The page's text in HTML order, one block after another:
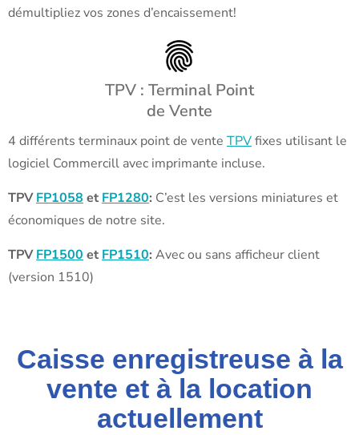
démultipliez vos zones d’encaissement!
TPV : Terminal Point
de Vente
4 différents terminaux point de vente TPVfixes utilisant le
logiciel Commercill avec imprimante incluse.
TPVFP1058 et FP1280: C’est les versions miniatures et
économiques de notre site.
TPVFP1500 et FP1510: Avec ou sans afficheur client
(version 1510)
Caisse enregistreuse à la
vente et à la location
actuellement​